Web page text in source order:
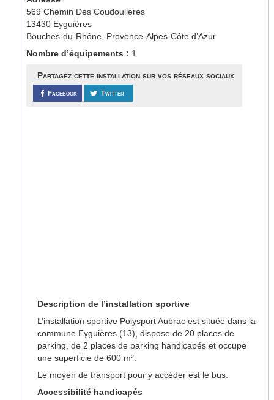
569 Chemin Des Coudoulieres
13430 Eyguières
Bouches-du-Rhône, Provence-Alpes-Côte d’Azur
Nombre d’équipements : 1
Partagez cette installation sur vos réseaux sociaux
Facebook Twitter
Description de l’installation sportive
L’installation sportive Polysport Aubrac est située dans la
commune Eyguières (13), dispose de 20 places de
parking, de 2 places de parking handicapés et occupe
une superficie de 600 m².
Le moyen de transport pour y accéder est le bus.
Accessibilité handicapés